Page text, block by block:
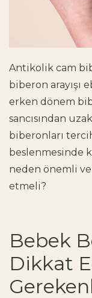
Antikolik cam
biberon arayışı
erken dönem
sancısından
biberonları
beslenmesinde
neden önemli
etmeli?
Bebek
Dikkat